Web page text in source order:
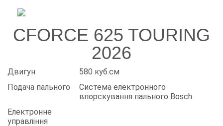
CFORCE 625 TOURING
2026
Двигун
580 куб.см
Подача пального
Система електронного
впорскування пального Bosch
Електронне
управління